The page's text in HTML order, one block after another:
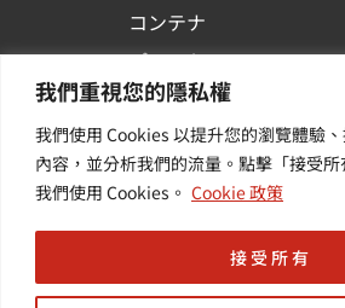
我們重視您的隱私權
我們使用 Cookies 以提升您的瀏覽體驗
內容，並分析我們的流量。點擊「接受
我們使用 Cookies。 Cookie 政策
接受所有
コンテナ
プラット
フォーム
活用
その他・